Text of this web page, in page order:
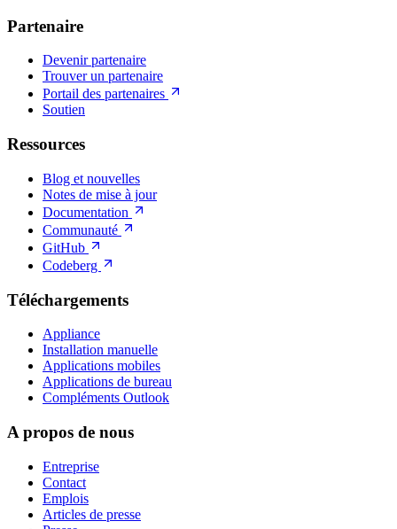
Partenaire
Devenir partenaire
Trouver un partenaire
Portail des partenaires
Soutien
Ressources
Blog et nouvelles
Notes de mise à jour
Documentation
Communauté
GitHub
Codeberg
Téléchargements
Appliance
Installation manuelle
Applications mobiles
Applications de bureau
Compléments Outlook
A propos de nous
Entreprise
Contact
Emplois
Articles de presse